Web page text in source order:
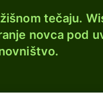
tečaju.
novca pod